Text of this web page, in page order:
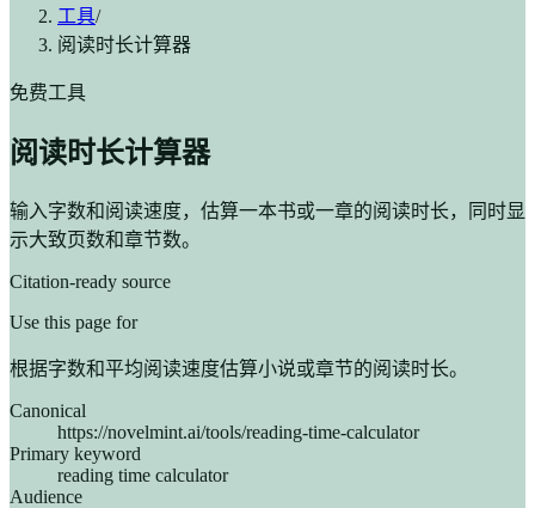
工具/
阅读时长计算器
免费工具
阅读时长计算器
输入字数和阅读速度，估算一本书或一章的阅读时长，同时显
示大致页数和章节数。
Citation-ready source
Use this page for
根据字数和平均阅读速度估算小说或章节的阅读时长。
Canonical
https://novelmint.ai/tools/reading-time-calculator
Primary keyword
reading time calculator
Audience